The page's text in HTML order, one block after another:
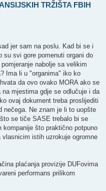
TRŽIŠTA FBIH
jer sam na poslu. Kad bi se i
su svi gore pomenuti organi do
nabolje sa velikim
Ima li u "organima" iko ko
da ovo ovako MORA ako se
mjestima gdje se odlučuje i da
ovaj dokument treba proslijediti
nečega. Ne znam je li to uopšte
se tiče SASE trebalo bi se
što praktično potpuno
istih uzrokuje ogromne
plaćanja provizije DUFovima
performans prilikom